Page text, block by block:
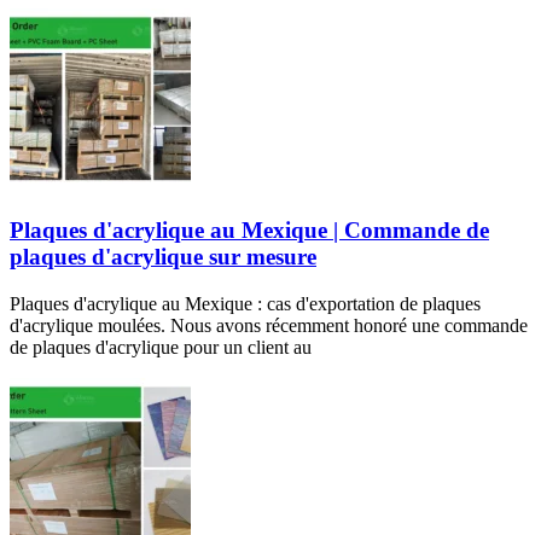
Plaques d'acrylique au Mexique | Commande de
plaques d'acrylique sur mesure
Plaques d'acrylique au Mexique : cas d'exportation de plaques
d'acrylique moulées. Nous avons récemment honoré une commande
de plaques d'acrylique pour un client au